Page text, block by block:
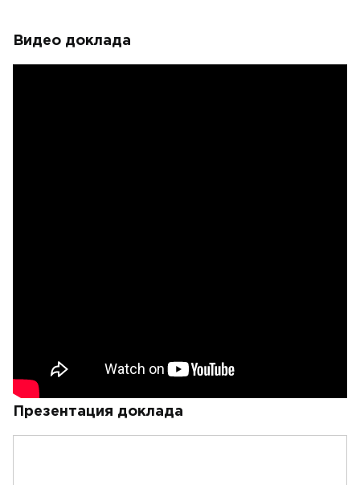
Видео доклада
Презентация доклада